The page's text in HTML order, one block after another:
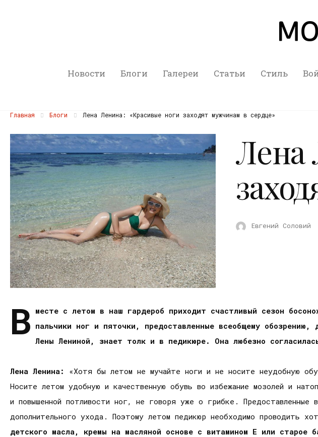
Новости Блоги Галереи Статьи Стиль
Главная Блоги Лена Ленина: «Красивые ноги заходят мужчинам в сердце»
Лена
Евгений Соловий
В месте с летом в наш гардероб приходит счастливый сезон
пальчики ног и пяточки, предоставленные всеобщему
Лены Лениной, знает толк и в педикюре. Она любезно
Лена Ленина:
«Хотя бы летом не мучайте ноги и не носите неудобную
Носите летом удобную и качественную обувь во избежание мозолей и
и повышенной потливости ног, не говоря уже о грибке.
дополнительного ухода. Поэтому летом педикюр необходимо проводить
детского масла, кремы на масляной основе с витамином Е или старое